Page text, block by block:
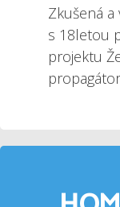
Zkušená
s 18letou
projektu